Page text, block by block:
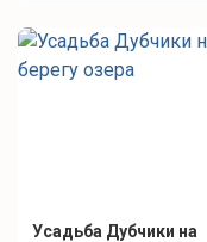
Усадьба Дубчики на